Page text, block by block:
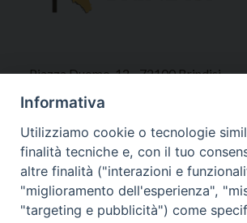
Piazza Duomo, 12 - 72100 Brindisi
Tel 0831.521958
Fax 0831.528315
Orari Curia
Mar. / Mer. / Giov. ore 9 - 13
Informativa
Utilizziamo cookie o tecnologie
finalità tecniche e, con il tuo
altre finalità ("interazioni e
"miglioramento dell'esperienza",
"targeting e pubblicità") come